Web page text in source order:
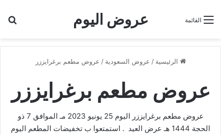
عروض اليوم القائمة
الرئيسية / عروض السعودية / عروض مطعم برغرايززر
عروض مطعم برغرايززر
عروض مطعم برغرايززر اليوم 25 يونيو 2023 مـ الموافق 7 ذو
الحجة 1444 هـ عرض العيد . استمتعوا ب
تخفيضات المطعم اليوم